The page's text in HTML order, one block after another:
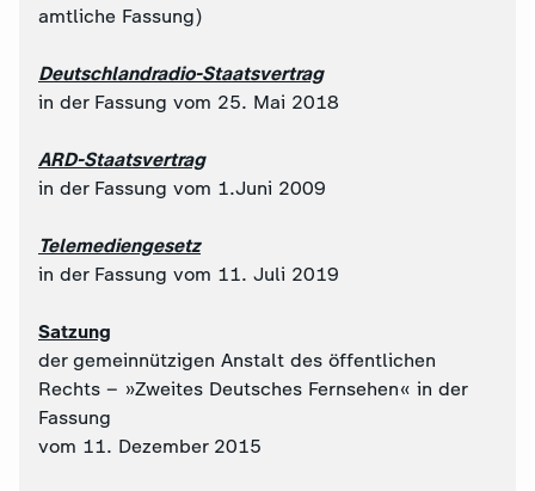
amtliche Fassung)
Deutschlandradio-Staatsvertrag
in der Fassung vom 25. Mai 2018
ARD-Staatsvertrag
in der Fassung vom 1.Juni 2009
Telemediengesetz
in der Fassung vom 11. Juli 2019
Satzung
der gemeinnützigen Anstalt des öffentlichen
Rechts – »Zweites Deutsches Fernsehen« in der
Fassung
vom 11. Dezember 2015